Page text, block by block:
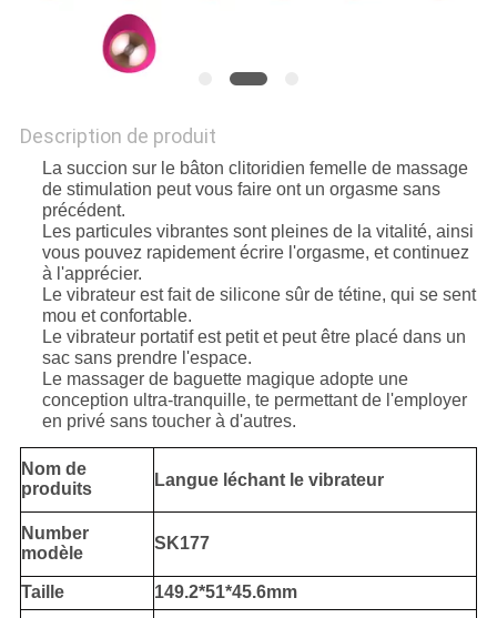
Description de produit
La succion sur le bâton clitoridien femelle de massage
de stimulation peut vous faire ont un orgasme sans
précédent.
Les particules vibrantes sont pleines de la vitalité, ainsi
vous pouvez rapidement écrire l'orgasme, et continuez
à l'apprécier.
Le vibrateur est fait de silicone sûr de tétine, qui se sent
mou et confortable.
Le vibrateur portatif est petit et peut être placé dans un
sac sans prendre l'espace.
Le massager de baguette magique adopte une
conception ultra-tranquille, te permettant de l'employer
en privé sans toucher à d'autres.
Nom de
produits
Langue léchant le vibrateur
Number
modèle
SK177
Taille
149.2*51*45.6mm